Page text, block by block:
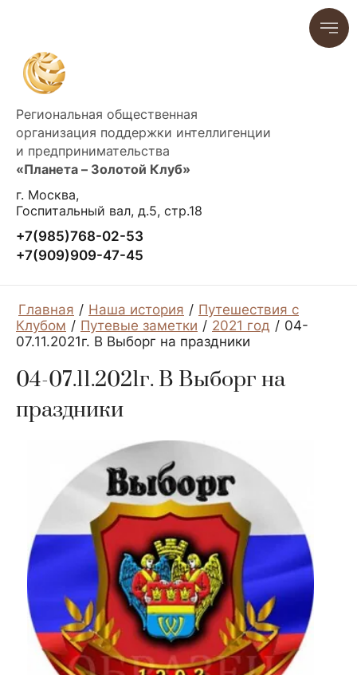
Региональная общественная
организация поддержки интеллигенции
и предпринимательства
«Планета – Золотой Клуб»
г. Москва,
Госпитальный вал, д.5, стр.18
+7(985)768-02-53
+7(909)909-47-45
Главная / Наша история / Путешествия с
Клубом / Путевые заметки / 2021 год / 04-
07.11.2021г. В Выборг на праздники
04-07.11.2021г. В Выборг на
праздники